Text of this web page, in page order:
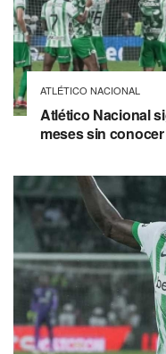
ATLÉTICO NACIONAL
Atlético Nacional
meses sin